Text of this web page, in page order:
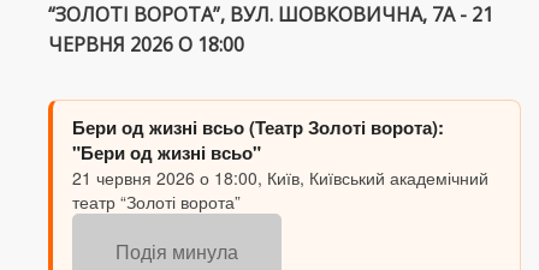
“ЗОЛОТІ ВОРОТА”, ВУЛ. ШОВКОВИЧНА, 7А - 21
ЧЕРВНЯ 2026 О 18:00
Бери од жизні всьо (Театр Золоті ворота):
"Бери од жизні всьо"
21 червня 2026 о 18:00, Київ, Київський академічний
театр “Золоті ворота”
Подія минула